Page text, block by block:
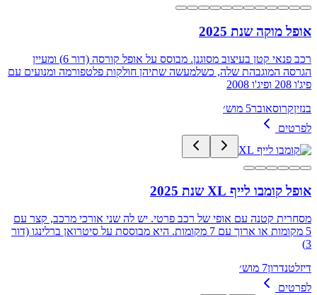
אופל מוקה שנת 2025
רכב פנאי קטן בעיצוב מסוגנן. מבוסס על אופל קורסה (דור 6) ומעיין
הגרסה המוגבהת שלה, כשלמעשה שתיהן חולקות פלטפורמה ומנועים עם
פיג'ו 208 ופיג'ו 2008
בנזיןקרוסאובר5 מוש׳
לפרטים
אופל קומבו לייף XL שנת 2025
מסחרית קטנה עם אופי של רכב פרטי. יש לה שני אורכי מרכב, קצר עם
5 מקומות או ארוך עם 7 מקומות. היא מבוססת על סיטרואן ברלינגו (דור
3)
דיזלטנדרון7 מוש׳
לפרטים